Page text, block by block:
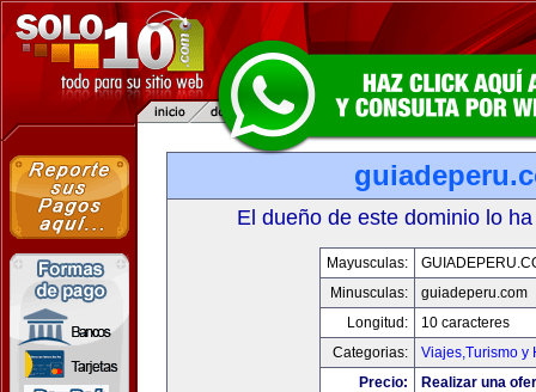
El dueño de este dominio lo
Mayusculas:
Minusculas:
guiadeperu.com
Longitud:
10 caracteres
Categorias:
Viajes,Turismo y
Precio:
Realizar una